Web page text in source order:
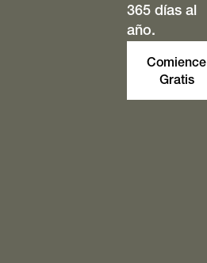
365 días al
año.
Comience
Gratis